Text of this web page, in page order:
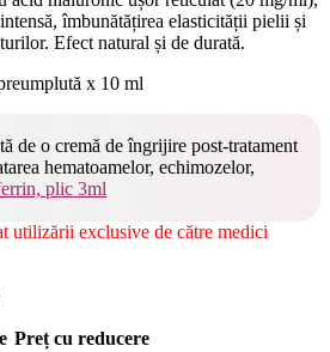
îmbunătățirea elasticității pielii și
Efect natural și de durată.
x 10 ml
de o cremă de îngrijire post-tratament
hematoamelor, echimozelor,
plic 3ml
utilizării exclusive de către medici
Preț cu reducere